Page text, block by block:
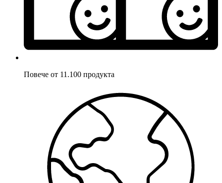
Повече от 11.100 продукта